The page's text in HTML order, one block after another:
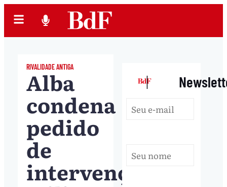
RIVALIDADE ANTIGA
Alba
condena
pedido
de
intervenção
|